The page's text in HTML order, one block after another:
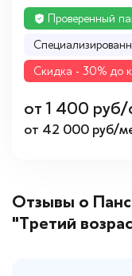
Проверенный
Cкидка - 30% до
от 1 400 руб/
от 42 000 руб/
Отзывы о
"Третий